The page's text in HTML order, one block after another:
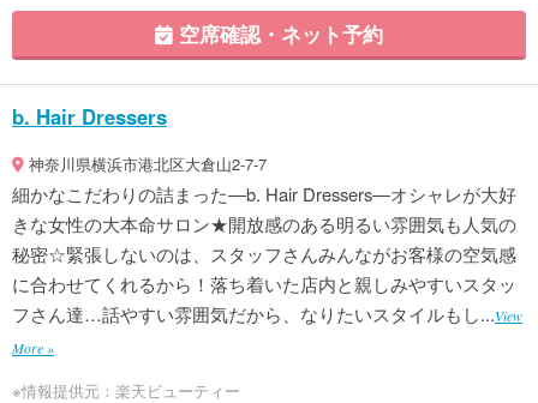
空席確認・ネット予約
b. Hair Dressers
神奈川県横浜市港北区大倉山2-7-7
細かなこだわりの詰まった―b. Hair Dressers―オシャレが大好
きな女性の大本命サロン★開放感のある明るい雰囲気も人気の
秘密☆緊張しないのは、スタッフさんみんながお客様の空気感
に合わせてくれるから！落ち着いた店内と親しみやすいスタッ
フさん達…話やすい雰囲気だから、なりたいスタイルもし...View
More »
※情報提供元：楽天ビューティー